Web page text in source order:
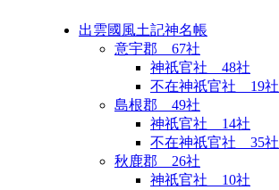
出雲國風土記神名帳
意宇郡 67社
神祇官社 48社
不在神祇官社 19社
島根郡 49社
神祇官社 14社
不在神祇官社 35社
秋鹿郡 26社
神祇官社 10社